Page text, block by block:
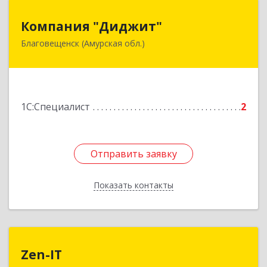
Компания "Диджит"
Благовещенск (Амурская обл.)
1С:Специалист 2
Отправить заявку
Показать контакты
675000, Амурская обл, Благовещенск г, Зейская
Отправить заявку
Назад
Zen-IT